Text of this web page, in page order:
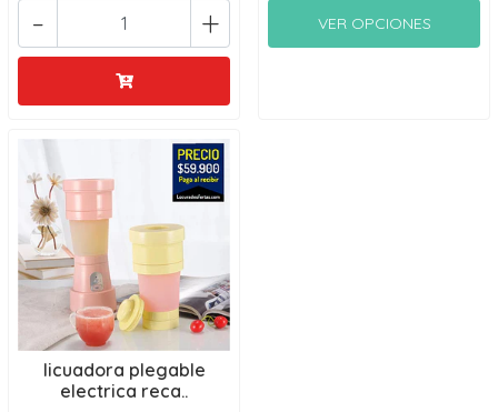
+
- VER OPCIONES
licuadora plegable
electrica reca..